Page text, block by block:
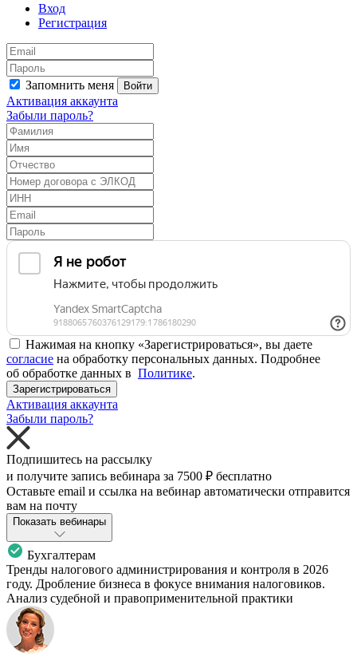
Вход
Регистрация
Запомнить меня Войти
Активация аккаунта
Забыли пароль?
Нажимая на кнопку «Зарегистрироваться», вы даете
согласие на обработку персональных данных. Подробнее
об обработке данных в Политике.
Зарегистрироваться
Активация аккаунта
Забыли пароль?
Подпишитесь на рассылку
и получите запись вебинара за 7500 ₽ бесплатно
Оставьте email и ссылка на вебинар автоматически отправится
вам на почту
Показать вебинары
Бухгалтерам
Тренды налогового администрирования и контроля в 2026
году. Дробление бизнеса в фокусе внимания налоговиков.
Анализ судебной и правоприменительной практики